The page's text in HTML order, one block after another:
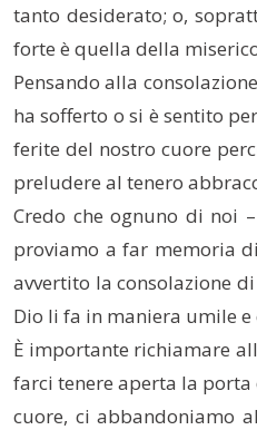
tanto desiderato; o,
forte è quella della
Pensando alla
ha sofferto o si è sentito
ferite del nostro cuore
preludere al tenero
Credo che ognuno di noi
proviamo a far memoria
avvertito la consolazione
Dio li fa in maniera umile
È importante richiamare
farci tenere aperta la porta
cuore, ci abbandoniamo